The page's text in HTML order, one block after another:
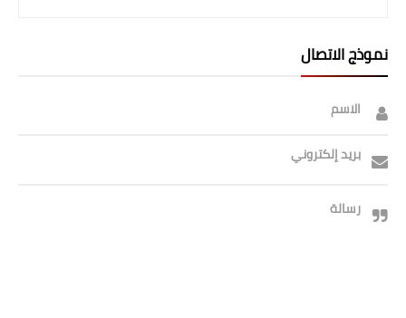
نموذج الاتصال
الاسم
بريد إلكتروني
رسالة